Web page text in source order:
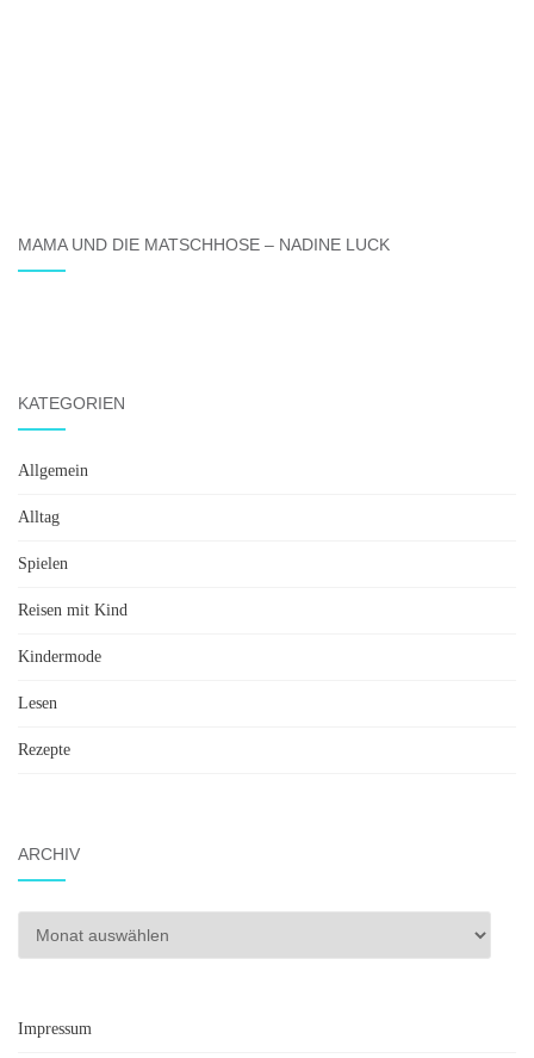
MAMA UND DIE MATSCHHOSE – NADINE LUCK
KATEGORIEN
Allgemein
Alltag
Spielen
Reisen mit Kind
Kindermode
Lesen
Rezepte
ARCHIV
Archiv
Impressum